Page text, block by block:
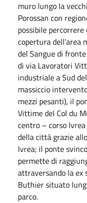
muro lungo la
Porossan con
possibile
copertura dell’area
del Sangue di
di via Lavoratori
industriale a Sud
massiccio
mezzi pesanti), il
Vittime del Col du
centro – corso
della città grazie
Ivrea; il ponte
permette di
attraversando la
Buthier situato
parco.